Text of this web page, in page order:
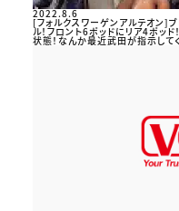
2022.8.6
[フォルクスワーゲンアルテオン]
ル！フロント6ポッドにリア4ポッ
状態！なんか最近武田が指示して